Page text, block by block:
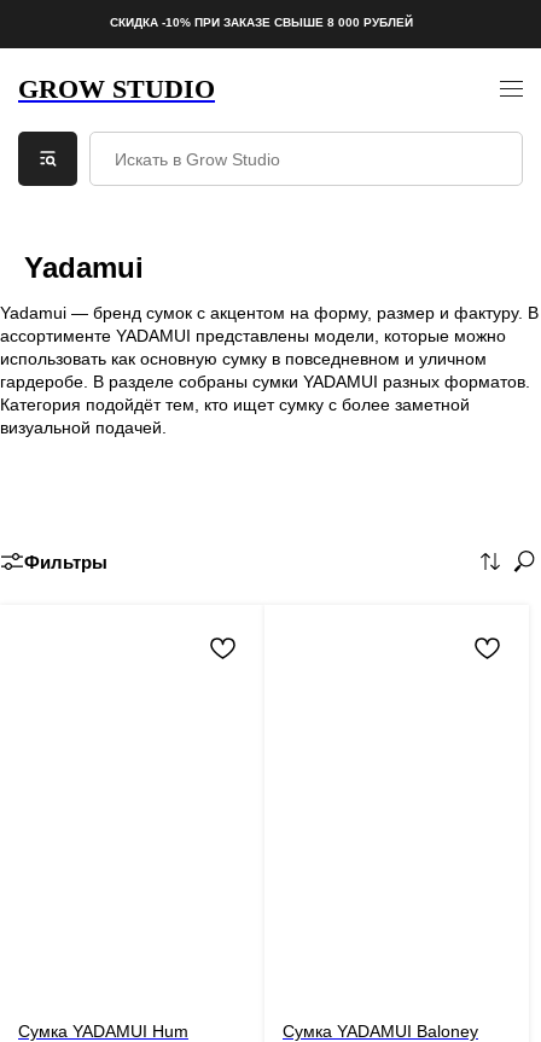
СКИДКА -10% ПРИ ЗАКАЗЕ СВЫШЕ 8 000 РУБЛЕЙ
GROW STUDIO
Yadamui
Yadamui — бренд сумок с акцентом на форму, размер и фактуру. В
ассортименте YADAMUI представлены модели, которые можно
использовать как основную сумку в повседневном и уличном
гардеробе. В разделе собраны сумки YADAMUI разных форматов.
Категория подойдёт тем, кто ищет сумку с более заметной
визуальной подачей.
Фильтры
Сумка YADAMUI Hum
Сумка YADAMUI Baloney